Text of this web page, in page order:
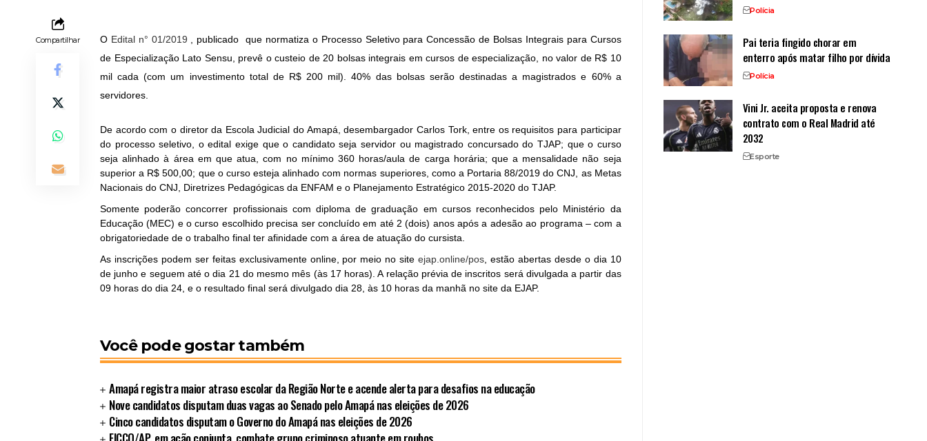
Compartilhar O Edital n° 01/2019 , publicado que normatiza o Processo Seletivo para Concessão de Bolsas Integrais para Cursos
de Especialização Lato Sensu, prevê o custeio de 20 bolsas integrais em cursos de especialização, no valor de R$ 10
mil cada (com um investimento total de R$ 200 mil). 40% das bolsas serão destinadas a magistrados e 60% a
servidores.
De acordo com o diretor da Escola Judicial do Amapá, desembargador Carlos Tork, entre os requisitos para participar
do processo seletivo, o edital exige que o candidato seja servidor ou magistrado concursado do TJAP; que o curso
seja alinhado à área em que atua, com no mínimo 360 horas/aula de carga horária; que a mensalidade não seja
superior a R$ 500,00; que o curso esteja alinhado com normas superiores, como a Portaria 88/2019 do CNJ, as Metas
Nacionais do CNJ, Diretrizes Pedagógicas da ENFAM e o Planejamento Estratégico 2015-2020 do TJAP.
Somente poderão concorrer profissionais com diploma de graduação em cursos reconhecidos pelo Ministério da
Educação (MEC) e o curso escolhido precisa ser concluído em até 2 (dois) anos após a adesão ao programa – com a
obrigatoriedade de o trabalho final ter afinidade com a área de atuação do cursista.
As inscrições podem ser feitas exclusivamente online, por meio no siteejap.online/pos , estão abertas desde o dia 10
de junho e seguem até o dia 21 do mesmo mês (às 17 horas). A relação prévia de inscritos será divulgada a partir das
09 horas do dia 24, e o resultado final será divulgado dia 28, às 10 horas da manhã no site da EJAP.
Você pode gostar também
Amapá registra maior atraso escolar da Região Norte e acende alerta para desafios na educação
Nove candidatos disputam duas vagas ao Senado pelo Amapá nas eleições de 2026
Cinco candidatos disputam o Governo do Amapá nas eleições de 2026
Polícia
Pai teria fingido chorar em
enterro após matar filho por dívida
Polícia
Vini Jr. aceita proposta e renova
contrato com o Real Madrid até
2032
Esporte